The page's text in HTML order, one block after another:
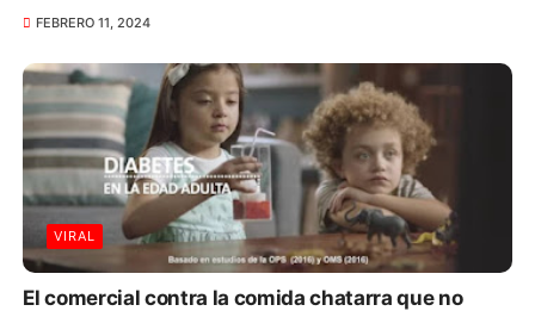
FEBRERO 11, 2024
VIRAL
El comercial contra la comida chatarra que no